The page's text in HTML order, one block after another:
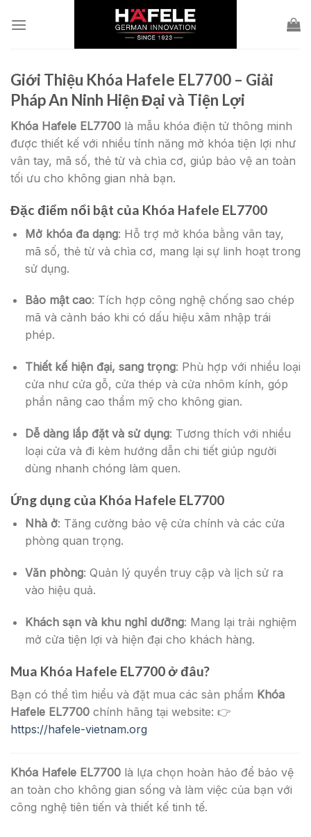
Giới Thiệu Khóa Hafele EL7700 – Giải
Pháp An Ninh Hiện Đại và Tiện Lợi
Khóa Hafele EL7700 là mẫu khóa điện tử thông minh
được thiết kế với nhiều tính năng mở khóa tiện lợi như
vân tay, mã số, thẻ từ và chìa cơ, giúp bảo vệ an toàn
tối ưu cho không gian nhà bạn.
Đặc điểm nổi bật của Khóa Hafele EL7700
Mở khóa đa dạng: Hỗ trợ mở khóa bằng vân tay,
mã số, thẻ từ và chìa cơ, mang lại sự linh hoạt trong
sử dụng.
Bảo mật cao: Tích hợp công nghệ chống sao chép
mã và cảnh báo khi có dấu hiệu xâm nhập trái
phép.
Thiết kế hiện đại, sang trọng: Phù hợp với nhiều loại
cửa như cửa gỗ, cửa thép và cửa nhôm kính, góp
phần nâng cao thẩm mỹ cho không gian.
Dễ dàng lắp đặt và sử dụng: Tương thích với nhiều
loại cửa và đi kèm hướng dẫn chi tiết giúp người
dùng nhanh chóng làm quen.
Ứng dụng của Khóa Hafele EL7700
Nhà ở: Tăng cường bảo vệ cửa chính và các cửa
phòng quan trọng.
Văn phòng: Quản lý quyền truy cập và lịch sử ra
vào hiệu quả.
Khách sạn và khu nghỉ dưỡng: Mang lại trải nghiệm
mở cửa tiện lợi và hiện đại cho khách hàng.
Mua Khóa Hafele EL7700ở đâu?
Bạn có thể tìm hiểu và đặt mua các sản phẩm Khóa
Hafele EL7700 chính hãng tại website: 👉
https://hafele-vietnam.org
Khóa Hafele EL7700 là lựa chọn hoàn hảo để bảo vệ
an toàn cho không gian sống và làm việc của bạn với
công nghệ tiên tiến và thiết kế tinh tế.